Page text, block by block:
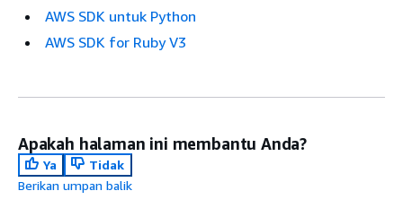
AWS SDK untuk Python
AWS SDK for Ruby V3
Apakah halaman ini membantu Anda?
Ya
Tidak
Berikan umpan balik